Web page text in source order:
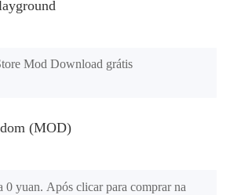
do telefone é suficiente, caso
do telefone primeiro e tente
Mod Download grátis
(MOD)
0 yuan. Após clicar para comprar na